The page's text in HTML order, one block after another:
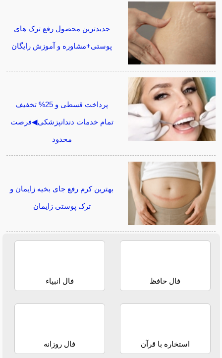
جدیدترین محصول رفع ترک های
پوستی+مشاوره و آموزش رایگان
پرداخت قسطی و 25% تخفیف
تمام خدمات دندانپزشکی◀فرصت
محدود
بهترین کرم رفع جای بخیه زایمان و
ترک پوستی زایمان
فال حافظ فال انبیاء
استخاره با قرآن فال روزانه